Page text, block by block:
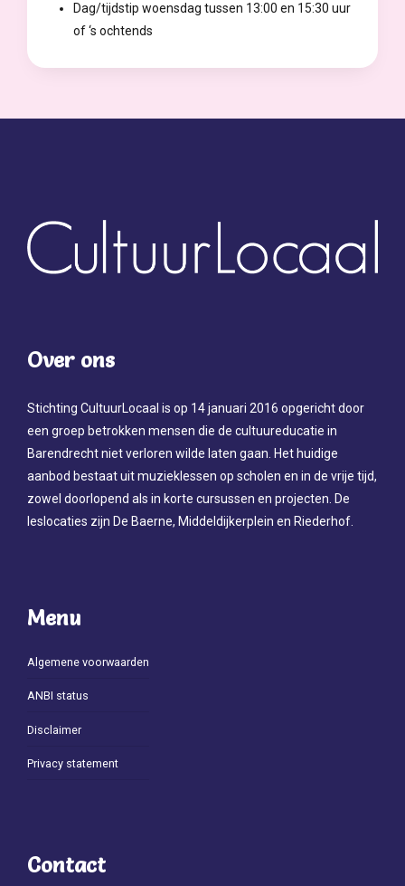
Dag/tijdstip woensdag tussen 13:00 en 15:30 uur
of ‘s ochtends
Over ons
Stichting CultuurLocaal is op 14 januari 2016 opgericht door
een groep betrokken mensen die de cultuureducatie in
Barendrecht niet verloren wilde laten gaan. Het huidige
aanbod bestaat uit muzieklessen op scholen en in de vrije tijd,
zowel doorlopend als in korte cursussen en projecten. De
leslocaties zijn De Baerne, Middeldijkerplein en Riederhof.
Menu
Algemene voorwaarden
ANBI status
Disclaimer
Privacy statement
Contact